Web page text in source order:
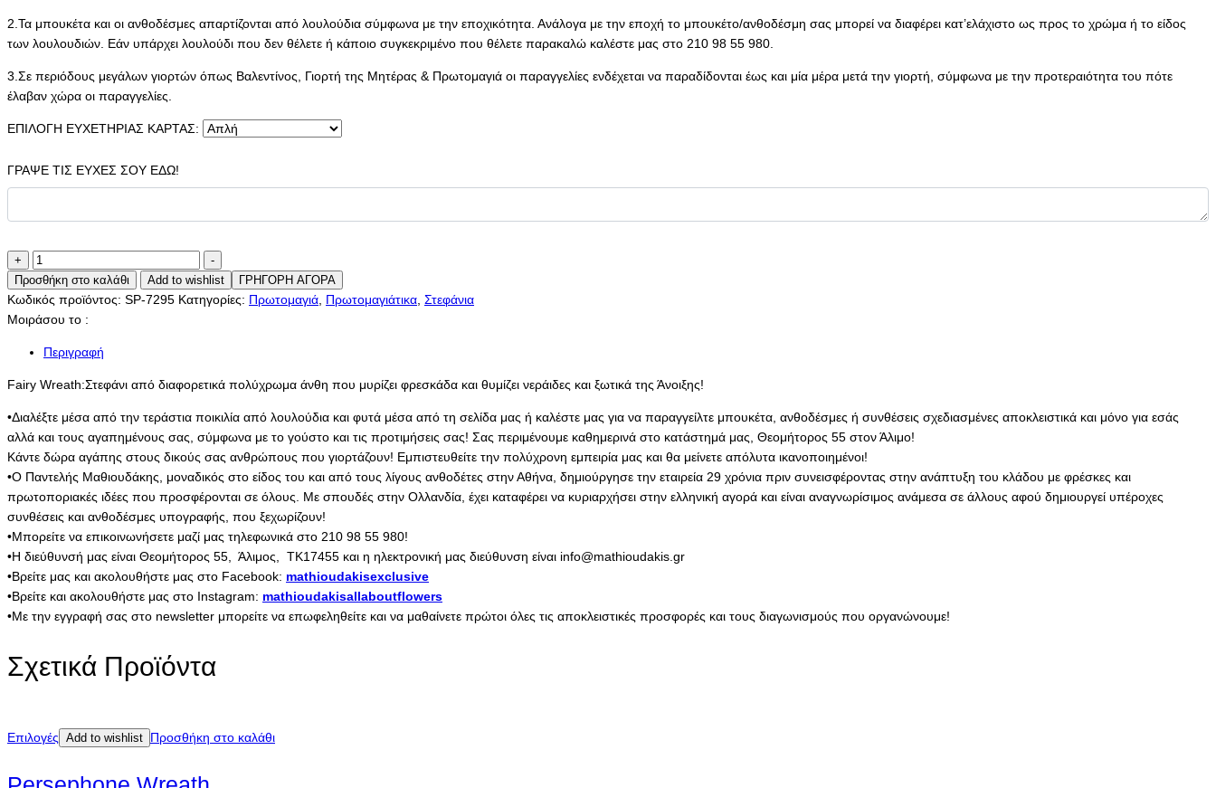
2.Τα μπουκέτα και οι ανθοδέσμες απαρτίζονται από λουλούδια σύμφωνα με την εποχικότητα. Ανάλογα με την εποχή το μπουκέτο/ανθοδέσμη σας μπορεί να διαφέρει κατ’ελάχιστο ως προς το χρώμα ή το είδος
των λουλουδιών. Εάν υπάρχει λουλούδι που δεν θέλετε ή κάποιο συγκεκριμένο που θέλετε παρακαλώ καλέστε μας στο 210 98 55 980.
3.Σε περιόδους μεγάλων γιορτών όπως Βαλεντίνος, Γιορτή της Μητέρας & Πρωτομαγιά οι παραγγελίες ενδέχεται να παραδίδονται έως και μία μέρα μετά την γιορτή, σύμφωνα με την προτεραιότητα του πότε
έλαβαν χώρα οι παραγγελίες.
ΕΠΙΛΟΓΗ ΕΥΧΕΤΗΡΙΑΣ ΚΑΡΤΑΣ:
ΓΡΑΨΕ ΤΙΣ ΕΥΧΕΣ ΣΟΥ ΕΔΩ!
+
Fairy
Wreath
ποσότητα
-
Προσθήκη στο καλάθι
Add to wishlist ΓΡΗΓΟΡΗ ΑΓΟΡΑ
Κωδικός προϊόντος: SP-7295 Κατηγορίες: Πρωτομαγιά, Πρωτομαγιάτικα, Στεφάνια
Μοιράσου το :
Περιγραφή
Fairy Wreath:Στεφάνι από διαφορετικά πολύχρωμα άνθη που μυρίζει φρεσκάδα και θυμίζει νεράιδες και ξωτικά της Άνοιξης!
•Διαλέξτε μέσα από την τεράστια ποικιλία από λουλούδια και φυτά μέσα από τη σελίδα μας ή καλέστε μας για να παραγγείλτε μπουκέτα, ανθοδέσμες ή συνθέσεις σχεδιασμένες αποκλειστικά και μόνο για εσάς
αλλά και τους αγαπημένους σας, σύμφωνα με το γούστο και τις προτιμήσεις σας! Σας περιμένουμε καθημερινά στο κατάστημά μας, Θεομήτορος 55 στον Άλιμο!
Κάντε δώρα αγάπης στους δικούς σας ανθρώπους που γιορτάζουν! Εμπιστευθείτε την πολύχρονη εμπειρία μας και θα μείνετε απόλυτα ικανοποιημένοι!
•Ο Παντελής Μαθιουδάκης, μοναδικός στο είδος του και από τους λίγους ανθοδέτες στην Αθήνα, δημιούργησε την εταιρεία 29 χρόνια πριν συνεισφέροντας στην ανάπτυξη του κλάδου με φρέσκες και
πρωτοποριακές ιδέες που προσφέρονται σε όλους. Με σπουδές στην Ολλανδία, έχει καταφέρει να κυριαρχήσει στην ελληνική αγορά και είναι αναγνωρίσιμος ανάμεσα σε άλλους αφού δημιουργεί υπέροχες
συνθέσεις και ανθοδέσμες υπογραφής, που ξεχωρίζουν!
•Μπορείτε να επικοινωνήσετε μαζί μας τηλεφωνικά στο 210 98 55 980!
•Η διεύθυνσή μας είναι Θεομήτορος 55, Άλιμος, ΤΚ17455 και η ηλεκτρονική μας διεύθυνση είναι info@mathioudakis.gr
•Βρείτε μας και ακολουθήστε μας στο Facebook: mathioudakisexclusive
•Βρείτε και ακολουθήστε μας στο Instagram: mathioudakisallaboutflowers
•Με την εγγραφή σας στο newsletter μπορείτε να επωφεληθείτε και να μαθαίνετε πρώτοι όλες τις αποκλειστικές προσφορές και τους διαγωνισμούς που οργανώνουμε!
Σχετικά Προϊόντα
Επιλογές Add to wishlist Προσθήκη στο καλάθι